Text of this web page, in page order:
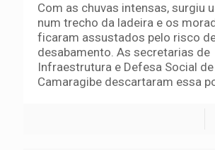
Com as chuvas intensas, surgiu
num trecho da ladeira e os
ficaram assustados pelo risco
desabamento. As secretarias de
Infraestrutura e Defesa Social de
Camaragibe descartaram essa